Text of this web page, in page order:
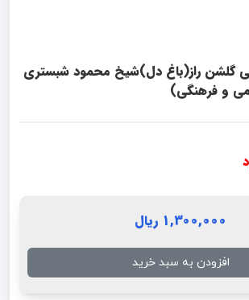
گلشن راز(باغ دل)شیخ محمود شبستری
و فرهنگی)
1,300,000 ریال
افزودن به سبد خرید